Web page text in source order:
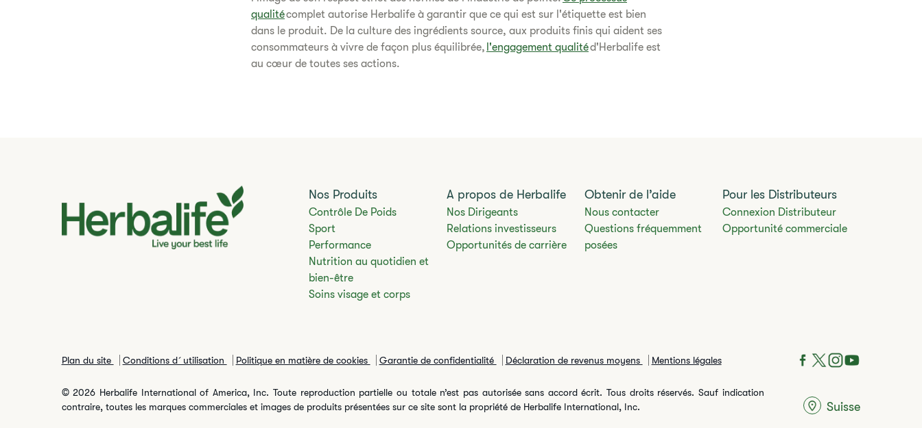
qualitécomplet autorise Herbalife à garantir que ce qui est sur l'étiquette est bien
dans le produit. De la culture des ingrédients source, aux produits finis qui aident ses
consommateurs à vivre de façon plus équilibrée, l'engagement qualitéd'Herbalife est
au cœur de toutes ses actions.​
Nos Produits
Contrôle De Poids
Sport
Performance
Nutrition au quotidien et
bien-être
Soins visage et corps
A propos de Herbalife
Nos Dirigeants
Relations investisseurs
Opportunités de carrière
Obtenir de l’aide
Nous contacter
Questions fréquemment
posées
Pour les Distributeurs
Connexion Distributeur
Opportunité commerciale
Plan du site Conditions d´utilisation Politique en matière de cookies Garantie de confidentialité Déclaration de revenus moyens Mentions légales
© 2026 Herbalife International of America, Inc. Toute reproduction partielle ou totale n’est pas autorisée sans accord écrit. Tous droits réservés. Sauf indication
contraire, toutes les marques commerciales et images de produits présentées sur ce site sont la propriété de Herbalife International, Inc.
Suisse